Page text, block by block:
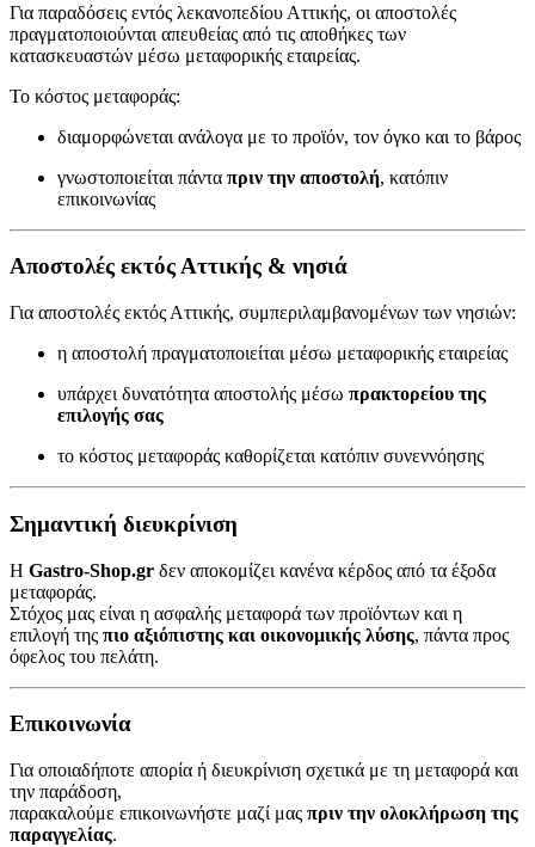
Για παραδόσεις εντός λεκανοπεδίου Αττικής, οι αποστολές
πραγματοποιούνται απευθείας από τις αποθήκες των
κατασκευαστών μέσω μεταφορικής εταιρείας.
Το κόστος μεταφοράς:
διαμορφώνεται ανάλογα με το προϊόν, τον όγκο και το βάρος
γνωστοποιείται πάντα πριν την αποστολή, κατόπιν
επικοινωνίας
Αποστολές εκτός Αττικής & νησιά
Για αποστολές εκτός Αττικής, συμπεριλαμβανομένων των νησιών:
η αποστολή πραγματοποιείται μέσω μεταφορικής εταιρείας
υπάρχει δυνατότητα αποστολής μέσω πρακτορείου της
επιλογής σας
το κόστος μεταφοράς καθορίζεται κατόπιν συνεννόησης
Σημαντική διευκρίνιση
Η Gastro-Shop.gr δεν αποκομίζει κανένα κέρδος από τα έξοδα
μεταφοράς.
Στόχος μας είναι η ασφαλής μεταφορά των προϊόντων και η
επιλογή της πιο αξιόπιστης και οικονομικής λύσης, πάντα προς
όφελος του πελάτη.
Επικοινωνία
Για οποιαδήποτε απορία ή διευκρίνιση σχετικά με τη μεταφορά και
την παράδοση,
παρακαλούμε επικοινωνήστε μαζί μας πριν την ολοκλήρωση της
παραγγελίας.